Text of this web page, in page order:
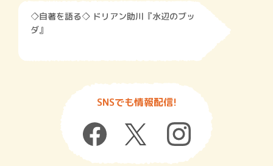
◇自著を語る◇ ドリアン助川『水辺のブッ
ダ』
SNSでも情報配信!